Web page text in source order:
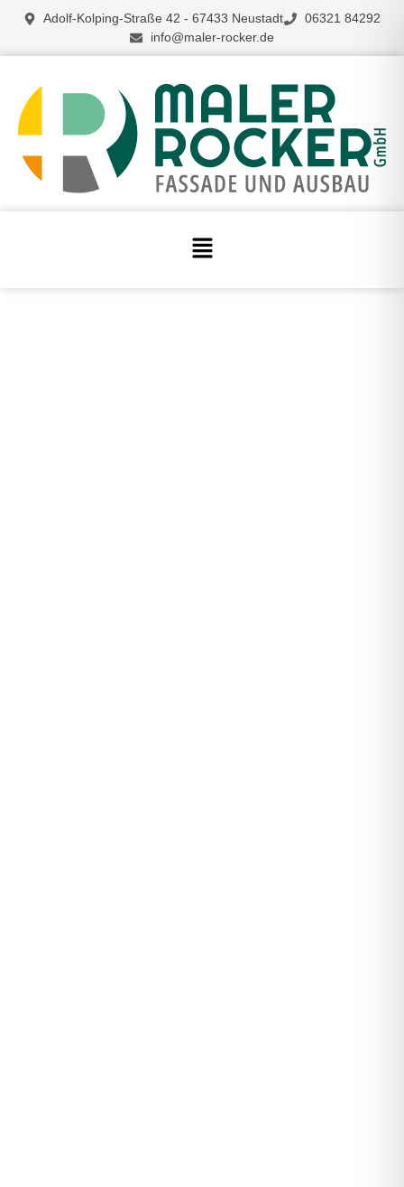
Adolf-Kolping-Straße 42 - 67433 Neustadt
06321 84292
info@maler-rocker.de
GMBH
AUS NEUSTADT
VON MALERARBEITEN,
PUTZARBEITEN BIS HIN ZU
FASSADEN
LERNEN SIE UNS KENNEN!